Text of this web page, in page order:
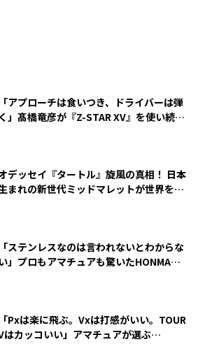
「アプローチは食いつき、ドライバーは弾
く」髙橋竜彦が『Z-STAR XV』を使い続け
デッセイ『タートル』旋風の真相！ 日本
まれの新世代ミッドマレットが世界を席
「ステンレスなのは言われないとわからな
い」プロもアマチュアも驚いたHONMA
「Pxは楽に飛ぶ。Vxは打感がいい。TOUR
はカッコいい」アマチュアが選ぶ